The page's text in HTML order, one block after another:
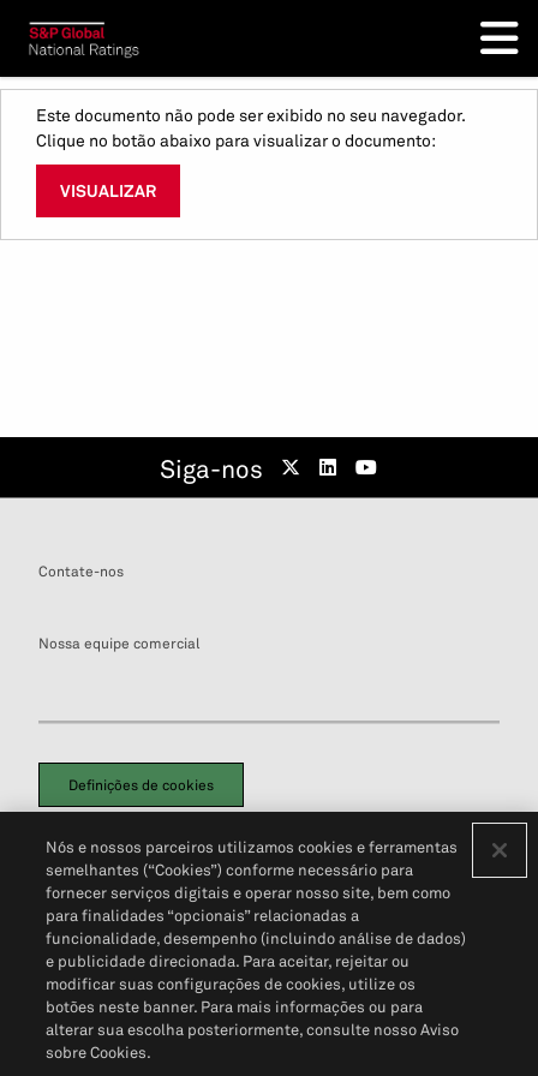
Este documento não pode ser exibido no seu navegador.
Clique no botão abaixo para visualizar o documento:
VISUALIZAR
Siga-nos
Contate-nos
Nossa equipe comercial
Definições de cookies
Política de PrivacidadePortal de privacidade do cliente (em inglês)
Não Venda Minhas Informações Pessoais© 2026 S&P Global
Nós e nossos parceiros utilizamos cookies e ferramentas
semelhantes (“Cookies”) conforme necessário para
fornecer serviços digitais e operar nosso site, bem como
para finalidades “opcionais” relacionadas a
funcionalidade, desempenho (incluindo análise de dados)
e publicidade direcionada. Para aceitar, rejeitar ou
modificar suas configurações de cookies, utilize os
botões neste banner. Para mais informações ou para
alterar sua escolha posteriormente, consulte nosso Aviso
sobre Cookies.